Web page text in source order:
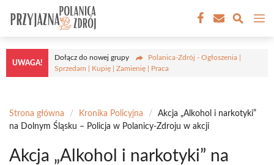
treści
UWAGA!
Dołącz do nowej grupy
Polanica-Zdrój - Ogłoszenia |
Sprzedam | Kupię | Zamienię | Praca
Strona główna / Kronika Policyjna /
Akcja „Alkohol i narkotyki”
na Dolnym Śląsku – Policja w Polanicy-Zdroju w akcji
Akcja „Alkohol i narkotyki” na